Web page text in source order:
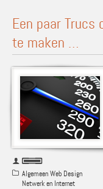
Een paar
te maken …
Algemeen Web Design
Netwerk en Internet